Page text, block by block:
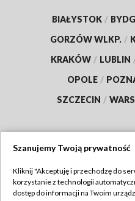
BIAŁYSTOK /
GORZÓW WLKP. /
KRAKÓW / LUBLIN
OPOLE /
SZCZECIN /
Szanujemy Twoją prywatność
Kliknij "Akceptuję i przechodzę do
korzystanie z technologii
dostęp do informacji na Twoim